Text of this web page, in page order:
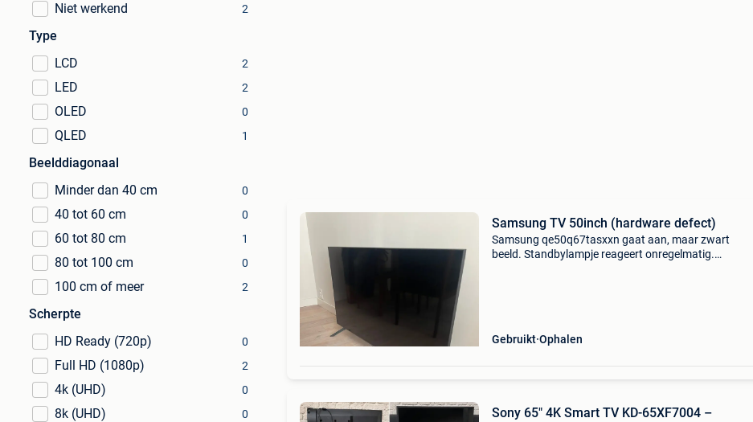
Niet werkend 2
Type
LCD
2
LED 2
OLED 0
QLED 1
Beelddiagonaal
Minder dan 40 cm
0
40 tot 60 cm 0
60 tot 80 cm 1
80 tot 100 cm 0
100 cm of meer 2
Scherpte
HD Ready (720p)
0
Full HD (1080p) 2
4k (UHD) 0
8k (UHD) 0
Samsung TV 50inch (hardware defect)
Samsung qe50q67tasxxn gaat aan, maar zwart
beeld. Standbylampje reageert onregelmatig.
Gebruikt Ophalen
Sony 65" 4K Smart TV KD-65XF7004 –